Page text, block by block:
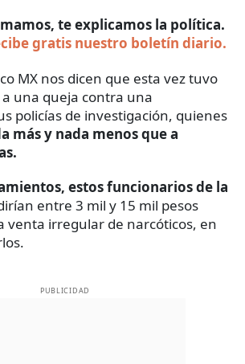
te explicamos la política.
gratis nuestro boletín diario.
MX nos dicen que esta vez tuvo
una queja contra una
policías de investigación, quienes
más y nada menos que a
estos funcionarios de la
entre 3 mil y 15 mil pesos
venta irregular de narcóticos, en
PUBLICIDAD